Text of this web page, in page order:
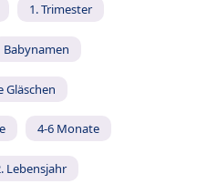
1. Trimester
Babynamen
Gläschen
4-6 Monate
Lebensjahr